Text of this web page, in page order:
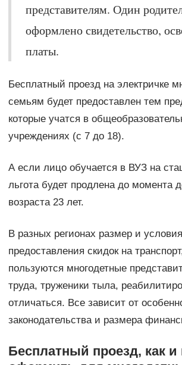
представителям. Один
оформлено свидетельство,
платы.
Бесплатный проезд на электричке
семьям будет предоставлен тем
которые учатся в
учреждениях (с 7 до 18).
А если лицо обучается в ВУЗ на
льгота будет продлена до момента
возраста 23 лет.
В разных регионах размер и условия
предоставления скидок на
пользуются многодетные
труда, труженики тыла,
отличаться. Все зависит от
законодательства и размера
Бесплатный проезд, как и